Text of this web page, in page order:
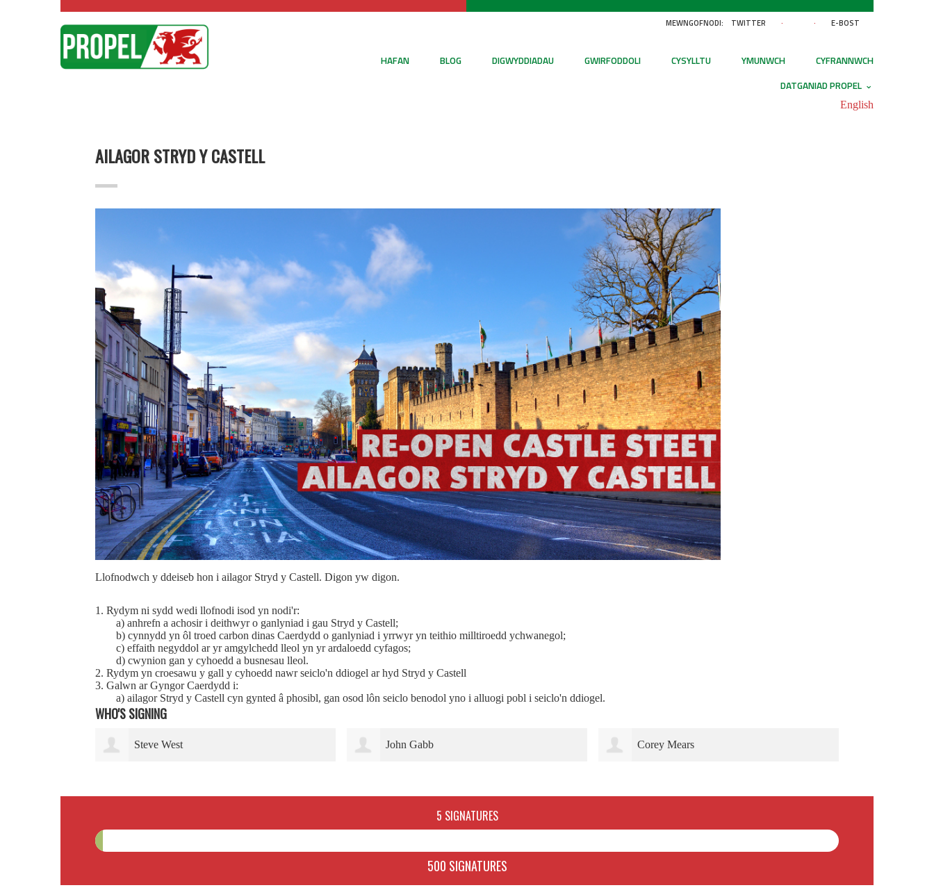
MEWNGOFNODI: TWITTER · · E-BOST
HAFAN BLOG DIGWYDDIADAU GWIRFODDOLI CYSYLLTU YMUNWCH
CYFRANNWCH
DATGANIAD PROPEL
English
AILAGOR STRYD Y CASTELL
Llofnodwch y ddeiseb hon i ailagor Stryd y Castell. Digon yw digon.
1. Rydym ni sydd wedi llofnodi isod yn nodi'r:
a) anhrefn a achosir i deithwyr o ganlyniad i gau Stryd y Castell;
b) cynnydd yn ôl troed carbon dinas Caerdydd o ganlyniad i yrrwyr yn teithio milltiroedd ychwanegol;
c) effaith negyddol ar yr amgylchedd lleol yn yr ardaloedd cyfagos;
d) cwynion gan y cyhoedd a busnesau lleol.
2. Rydym yn croesawu y gall y cyhoedd nawr seiclo'n ddiogel ar hyd Stryd y Castell
3. Galwn ar Gyngor Caerdydd i:
a) ailagor Stryd y Castell cyn gynted â phosibl, gan osod lôn seiclo benodol yno i alluogi pobl i seiclo'n ddiogel.
WHO'S SIGNING
Steve West John Gabb Corey Mears
5 SIGNATURES
500 SIGNATURES